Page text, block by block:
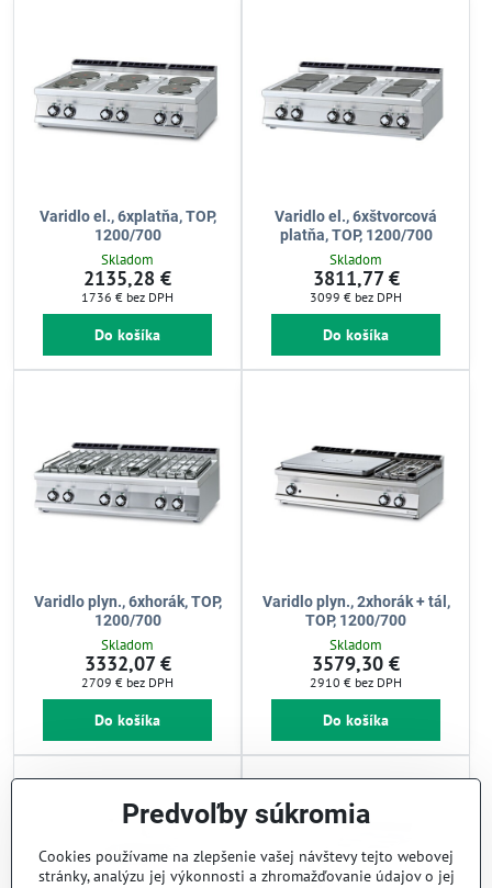
Varidlo el., 6xplatňa, TOP,
1200/700
Skladom
2135,28 €
1736 € bez DPH
Do košíka
Varidlo el., 6xštvorcová
platňa, TOP, 1200/700
Skladom
3811,77 €
3099 € bez DPH
Do košíka
Varidlo plyn., 6xhorák, TOP,
1200/700
Skladom
3332,07 €
2709 € bez DPH
Do košíka
Varidlo plyn., 2xhorák + tál,
TOP, 1200/700
Skladom
3579,30 €
2910 € bez DPH
Do košíka
Predvoľby súkromia
Cookies používame na zlepšenie vašej návštevy tejto webovej
stránky, analýzu jej výkonnosti a zhromažďovanie údajov o jej